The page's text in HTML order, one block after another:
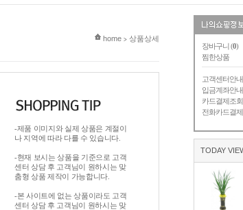
장바구니 (0)
찜한상품
고객센터안내
입금계좌안내
카드결제조회
전화카드결제
TODAY
현재 위치
home > 상품상세
-제품 이미지와 실제 상품은 계절이
나 지역에 따라 다를 수 있습니다.
-현재 보시는 상품을 기준으로 고객
센터 상담 후 고객님이 원하시는 맞
춤형 상품 제작이 가능합니다.
-본 사이트에 없는 상품이라도 고객
센터 상담 후 고객님이 원하시는 맞